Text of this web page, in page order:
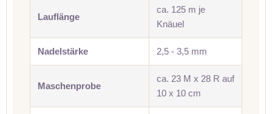
Lauflänge
ca. 125 m je
Knäuel
Nadelstärke 2,5 - 3,5 mm
Maschenprobe
ca. 23 M x 28 R auf
10 x 10 cm